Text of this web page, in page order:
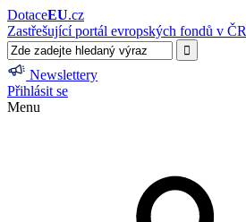
DotaceEU.cz
Zastřešující portál evropských fondů v ČR
Newslettery
Přihlásit se
Menu